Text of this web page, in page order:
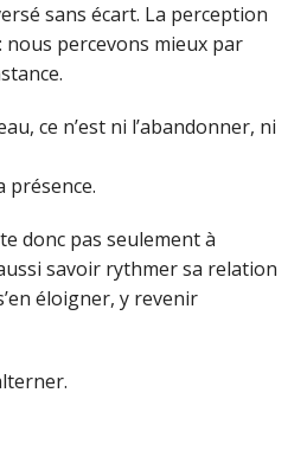
sans écart. La perception
nous percevons mieux par
ce n’est ni l’abandonner, ni
présence.
donc pas seulement à
aussi savoir rythmer sa relation
éloigner, y revenir